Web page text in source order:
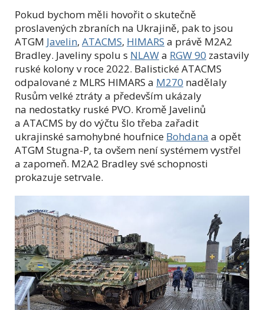
Pokud bychom měli hovořit o skutečně
proslavených zbraních na Ukrajině, pak to jsou
ATGM Javelin, ATACMS, HIMARS a právě M2A2
Bradley. Javeliny spolu s NLAWa RGW 90 zastavily
ruské kolony v roce 2022. Balistické ATACMS
odpalované z MLRS HIMARS a M270 nadělaly
Rusům velké ztráty a především ukázaly
na nedostatky ruské PVO. Kromě Javelinů
a ATACMS by do výčtu šlo třeba zařadit
ukrajinské samohybné houfnice Bohdana a opět
ATGM Stugna-P, ta ovšem není systémem vystřel
a zapomeň. M2A2 Bradley své schopnosti
prokazuje setrvale.